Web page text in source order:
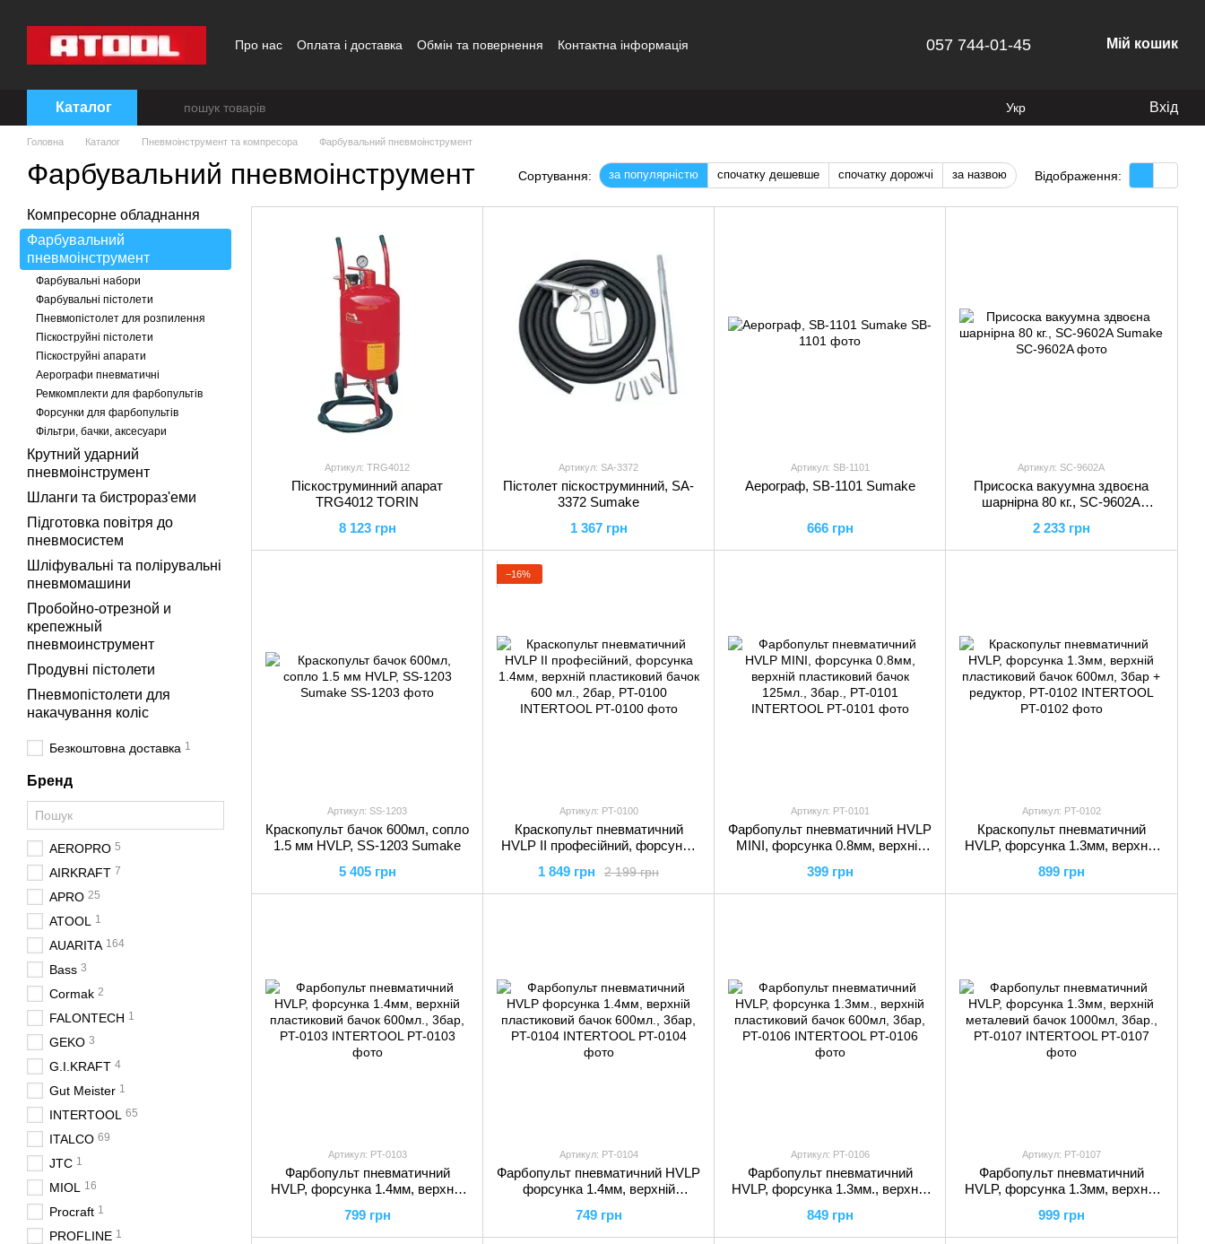
Про нас Оплата і доставка Обмін та повернення Контактна інформація 057 744-01-45 Мій кошик
Каталог Укр Вхід
Головна Каталог Пневмоінструмент та компресора Фарбувальний пневмоінструмент
Фарбувальний пневмоінструмент Сортування: за популярністю спочатку дешевше спочатку дорожчі за назвою Відображення:
Артикул: TRG4012
Піскоструминний апарат
TRG4012 TORIN
8 123 грн
Артикул: SA-3372
Пістолет піскоструминний, SA-
3372 Sumake
1 367 грн
Артикул: SB-1101
Аерограф, SB-1101 Sumake
666 грн
Артикул: SC-9602A
Присоска вакуумна здвоєна
шарнірна 80 кг., SC-9602A
2 233 грн
Артикул: SS-1203
Краскопульт бачок 600мл, сопло
1.5 мм HVLP, SS-1203 Sumake
5 405 грн
−16%
Артикул: PT-0100
Краскопульт пневматичний
HVLP II професійний, форсунка
бачок 600 мл., 2бар, PT-0100
INTERTOOL
2 199 грн
1 849 грн
Артикул: PT-0101
Фарбопульт пневматичний HVLP
MINI, форсунка 0.8мм, верхній
3бар., PT-0101 INTERTOOL
399 грн
Артикул: PT-0102
Краскопульт пневматичний
HVLP, форсунка 1.3мм, верхній
+ редуктор, PT-0102
INTERTOOL
899 грн
Артикул: PT-0103
Фарбопульт пневматичний
HVLP, форсунка 1.4мм, верхній
PT-0103 INTERTOOL
799 грн
Артикул: PT-0104
Фарбопульт пневматичний HVLP
форсунка 1.4мм, верхній
PT-0104 INTERTOOL
749 грн
Артикул: PT-0106
Фарбопульт пневматичний
HVLP, форсунка 1.3мм., верхній
PT-0106 INTERTOOL
849 грн
Артикул: PT-0107
Фарбопульт пневматичний
HVLP, форсунка 1.3мм, верхній
PT-0107 INTERTOOL
999 грн
Компресорне обладнання
Фарбувальний
пневмоінструмент
Фарбувальні набори
Фарбувальні пістолети
Пневмопістолет для розпилення
Піскоструйні пістолети
Піскоструйні апарати
Аерографи пневматичні
Ремкомплекти для фарбопультів
Форсунки для фарбопультів
Фільтри, бачки, аксесуари
Крутний ударний
пневмоінструмент
Шланги та бистрораз'еми
Підготовка повітря до
пневмосистем
Шліфувальні та полірувальні
пневмомашини
Пробойно-отрезной и
крепежный
пневмоинструмент
Продувні пістолети
Пневмопістолети для
накачування коліс
Безкоштовна доставка 1
Бренд
AEROPRO 5
AIRKRAFT 7
APRO 25
ATOOL 1
AUARITA 164
Bass 3
Cormak 2
FALONTECH 1
GEKO 3
G.I.KRAFT 4
Gut Meister 1
INTERTOOL 65
ITALCO 69
JTC 1
MIOL 16
Procraft 1
PROFLINE 1